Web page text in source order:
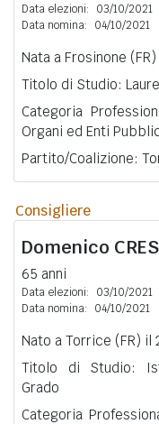
Data elezioni:
03/10/2021
Data nomina:
04/10/2021
Nata a Frosinone
Titolo di Studio:
Categoria
Organi ed Enti
Partito/Coalizione:
Consigliere
Domenico
65 anni
Data elezioni:
03/10/2021
Data nomina:
04/10/2021
Nato a Torrice (FR) il
Titolo di Studio:
Grado
Categoria